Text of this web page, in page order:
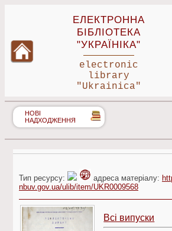
ЕЛЕКТРОННА
БІБЛІОТЕКА
"УКРАЇНІКА"
electronic
library
"Ukrainica"
НОВІ
НАДХОДЖЕННЯ
Тип ресурсу: адреса матеріалу:
nbuv.gov.ua/ulib/item/UKR0009568
Всі випуски